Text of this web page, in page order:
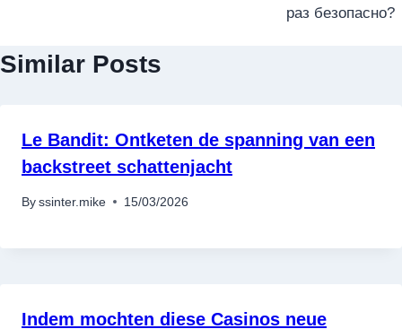
раз безопасно?
Similar Posts
Le Bandit: Ontketen de spanning van een
backstreet schattenjacht
By ssinter.mike 15/03/2026
Indem mochten diese Casinos neue